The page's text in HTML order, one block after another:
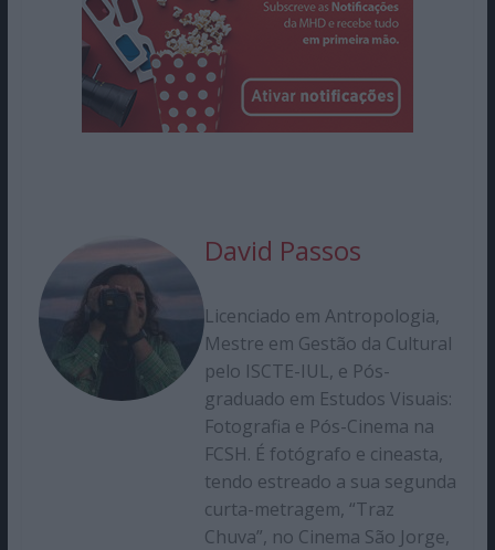
David Passos
Licenciado em Antropologia,
Mestre em Gestão da Cultural
pelo ISCTE-IUL, e Pós-
graduado em Estudos Visuais:
Fotografia e Pós-Cinema na
FCSH. É fotógrafo e cineasta,
tendo estreado a sua segunda
curta-metragem, “Traz
Chuva”, no Cinema São Jorge,